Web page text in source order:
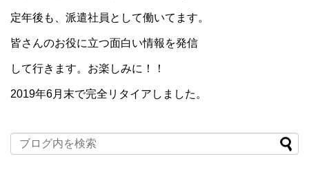
定年後も、派遣社員として働いてます。
皆さんのお役に立つ面白い情報を発信
して行きます。お楽しみに！！
2019年6月末で完全リタイアしました。